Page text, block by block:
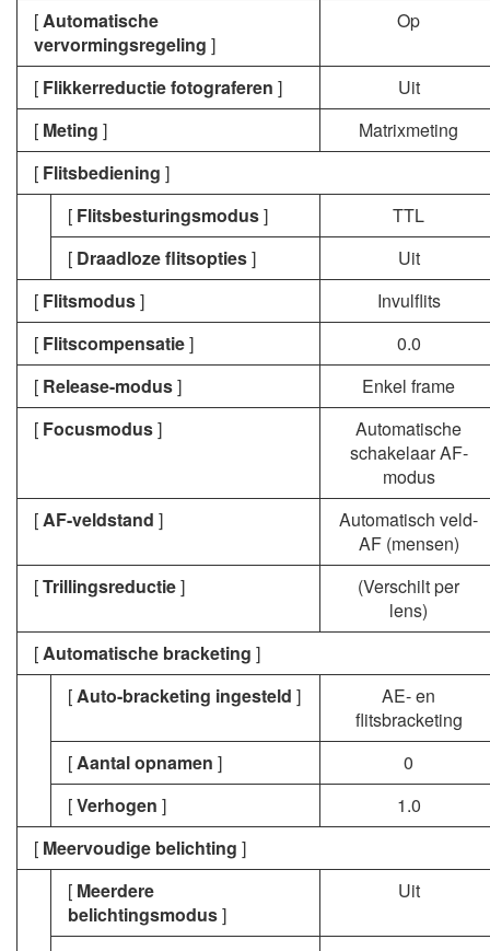
[Automatische
vervormingsregeling ]
Op
[ Flikkerreductie fotograferen ]
Uit
[ Meting ]
Matrixmeting
[ Flitsbediening ]
[ Flitsbesturingsmodus]
TTL
[ Draadloze flitsopties]
Uit
[ Flitsmodus]
Invulflits
[ Flitscompensatie]
0.0
[ Release-modus]
Enkel frame
[ Focusmodus]
Automatische
schakelaar AF-
modus
[AF-veldstand ]
Automatisch veld-
AF (mensen)
[Trillingsreductie]
(Verschilt per
lens)
[Automatische bracketing ]
[Auto-bracketing ingesteld ]
AE- en
flitsbracketing
[Aantal opnamen ]
0
[Verhogen ]
1.0
[ Meervoudige belichting ]
[ Meerdere
belichtingsmodus]
Uit